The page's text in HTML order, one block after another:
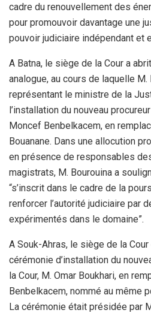
cadre du renouvellement des
pour promouvoir davantage une
pouvoir judiciaire indépendant et
A Batna, le siège de la Cour a
analogue, au cours de laquelle M.
représentant le ministre de la
l’installation du nouveau
Moncef Benbelkacem, en
Bouanane. Dans une allocution
en présence de responsables
magistrats, M. Bourouina a
“s’inscrit dans le cadre de la
renforcer l’autorité judiciaire par
expérimentés dans le domaine”.
A Souk-Ahras, le siège de la
cérémonie d’installation du
la Cour, M. Omar Boukhari, en
Benbelkacem, nommé au même
La cérémonie était présidée par